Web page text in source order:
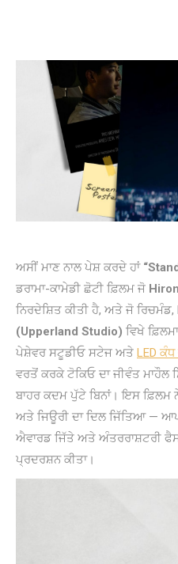
ਅਸੀਂ ਮਾਣ ਨਾਲ ਪੇਸ਼ ਕਰਦੇ ਹਾਂ
ਡਰਾਮਾ-ਕਾਮੇਡੀ ਛੋਟੀ ਫ਼ਿਲਮ ਜੋ
ਨਿਰਦੇਸ਼ਿਤ ਕੀਤੀ ਹੈ, ਅਤੇ ਜੋ ਰਿਚਮੰਡ,
(Upperland Studio) ਵਿਖੇ
ਪੇਸ਼ੇਵਰ ਸਟੂਡੀਓ ਸਟੇਜ ਅਤੇ LED
ਵਰਤੋਂ ਕਰਕੇ ਟੋਕਿਓ ਦਾ ਜੀਵੰਤ
ਬਾਹਰ ਕਦਮ ਪੁੱਟੇ ਬਿਨਾਂ। ਇਸ ਫ਼ਿਲਮ
ਅਤੇ ਜਿਊਰੀ ਦਾ ਦਿਲ ਜਿੱਤਿਆ —
ਐਵਾਰਡ ਜਿੱਤੇ ਅਤੇ ਅੰਤਰਰਾਸ਼ਟਰੀ
ਪ੍ਰਦਰਸ਼ਨ ਕੀਤਾ।